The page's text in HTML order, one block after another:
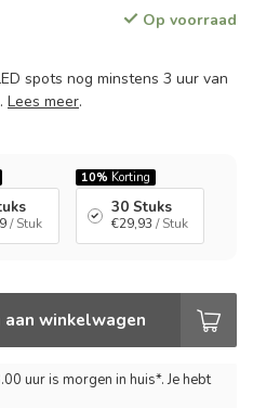
Op voorraad
spots nog minstens 3 uur van
Lees meer.
/ Stuk
10% Korting
30 Stuks
€29,93 / Stuk
aan winkelwagen
uur is morgen in huis*. Je hebt